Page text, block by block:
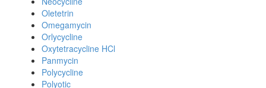
Oletetrin
Omegamycin
Orlycycline
Oxytetracycline HCl
Panmycin
Polycycline
Polyotic